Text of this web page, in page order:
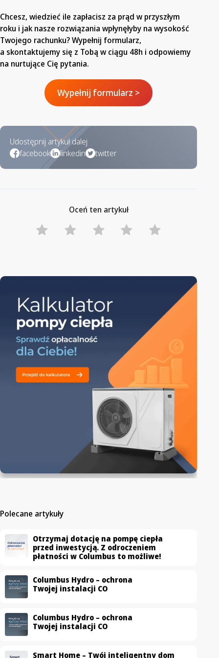
Chcesz, wiedzieć ile zapłacisz za prąd w przyszłym
roku i jak nasze rozwiązania wpłynęłyby na wysokość
Twojego rachunku? Wypełnij formularz,
a skontaktujemy się z Tobą w ciągu 48h i odpowiemy
na nurtujące Cię pytania.
Wypełnij formularz >
Udostępnij artykuł dalej
facebook
linkedin twitter
Oceń ten artykuł
Polecane artykuły
Otrzymaj dotację na pompę ciepła
przed inwestycją. Z odroczeniem
płatności w Columbus to możliwe!
Columbus Hydro – ochrona
Twojej instalacji CO
Columbus Hydro – ochrona
Twojej instalacji CO
Smart Home – Twój inteligentny dom